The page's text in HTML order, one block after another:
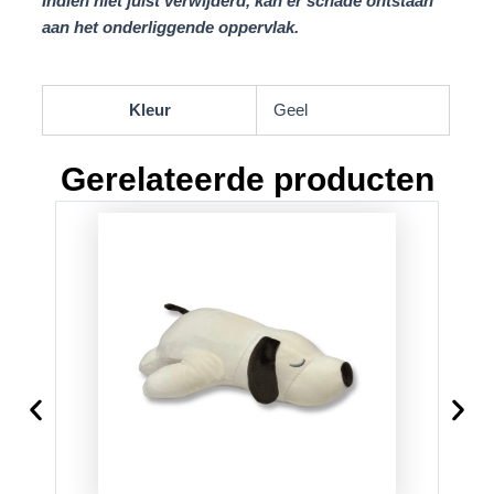
aan het onderliggende oppervlak.
Kleur Geel
Gerelateerde producten